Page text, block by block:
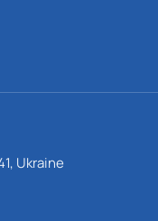
Ukraine